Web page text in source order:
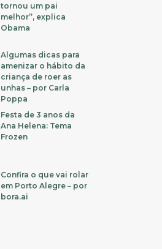
tornou um pai
melhor”, explica
Obama
Algumas dicas para
amenizar o hábito da
criança de roer as
unhas – por Carla
Poppa
Festa de 3 anos da
Ana Helena: Tema
Frozen
Confira o que vai rolar
em Porto Alegre – por
bora.ai